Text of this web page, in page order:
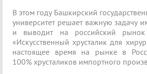
В этом году Башкирский
университет решает важную задачу
и выводит на российский
«Искусственный хрусталик для
настоящее время на рынке в
100% хрусталиков импортного